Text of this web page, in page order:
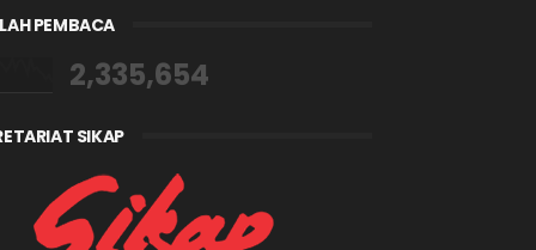
PEMBACA
2,335,654
SIKAP